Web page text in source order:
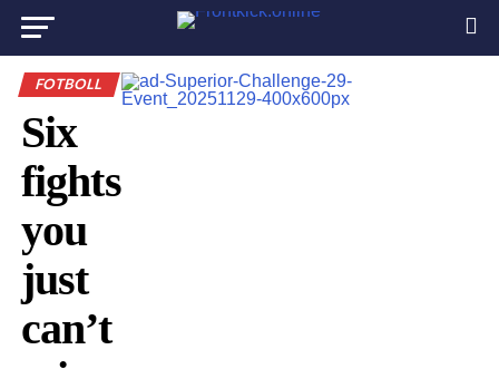
FOTBOLL
Six
fights
you
just
can’t